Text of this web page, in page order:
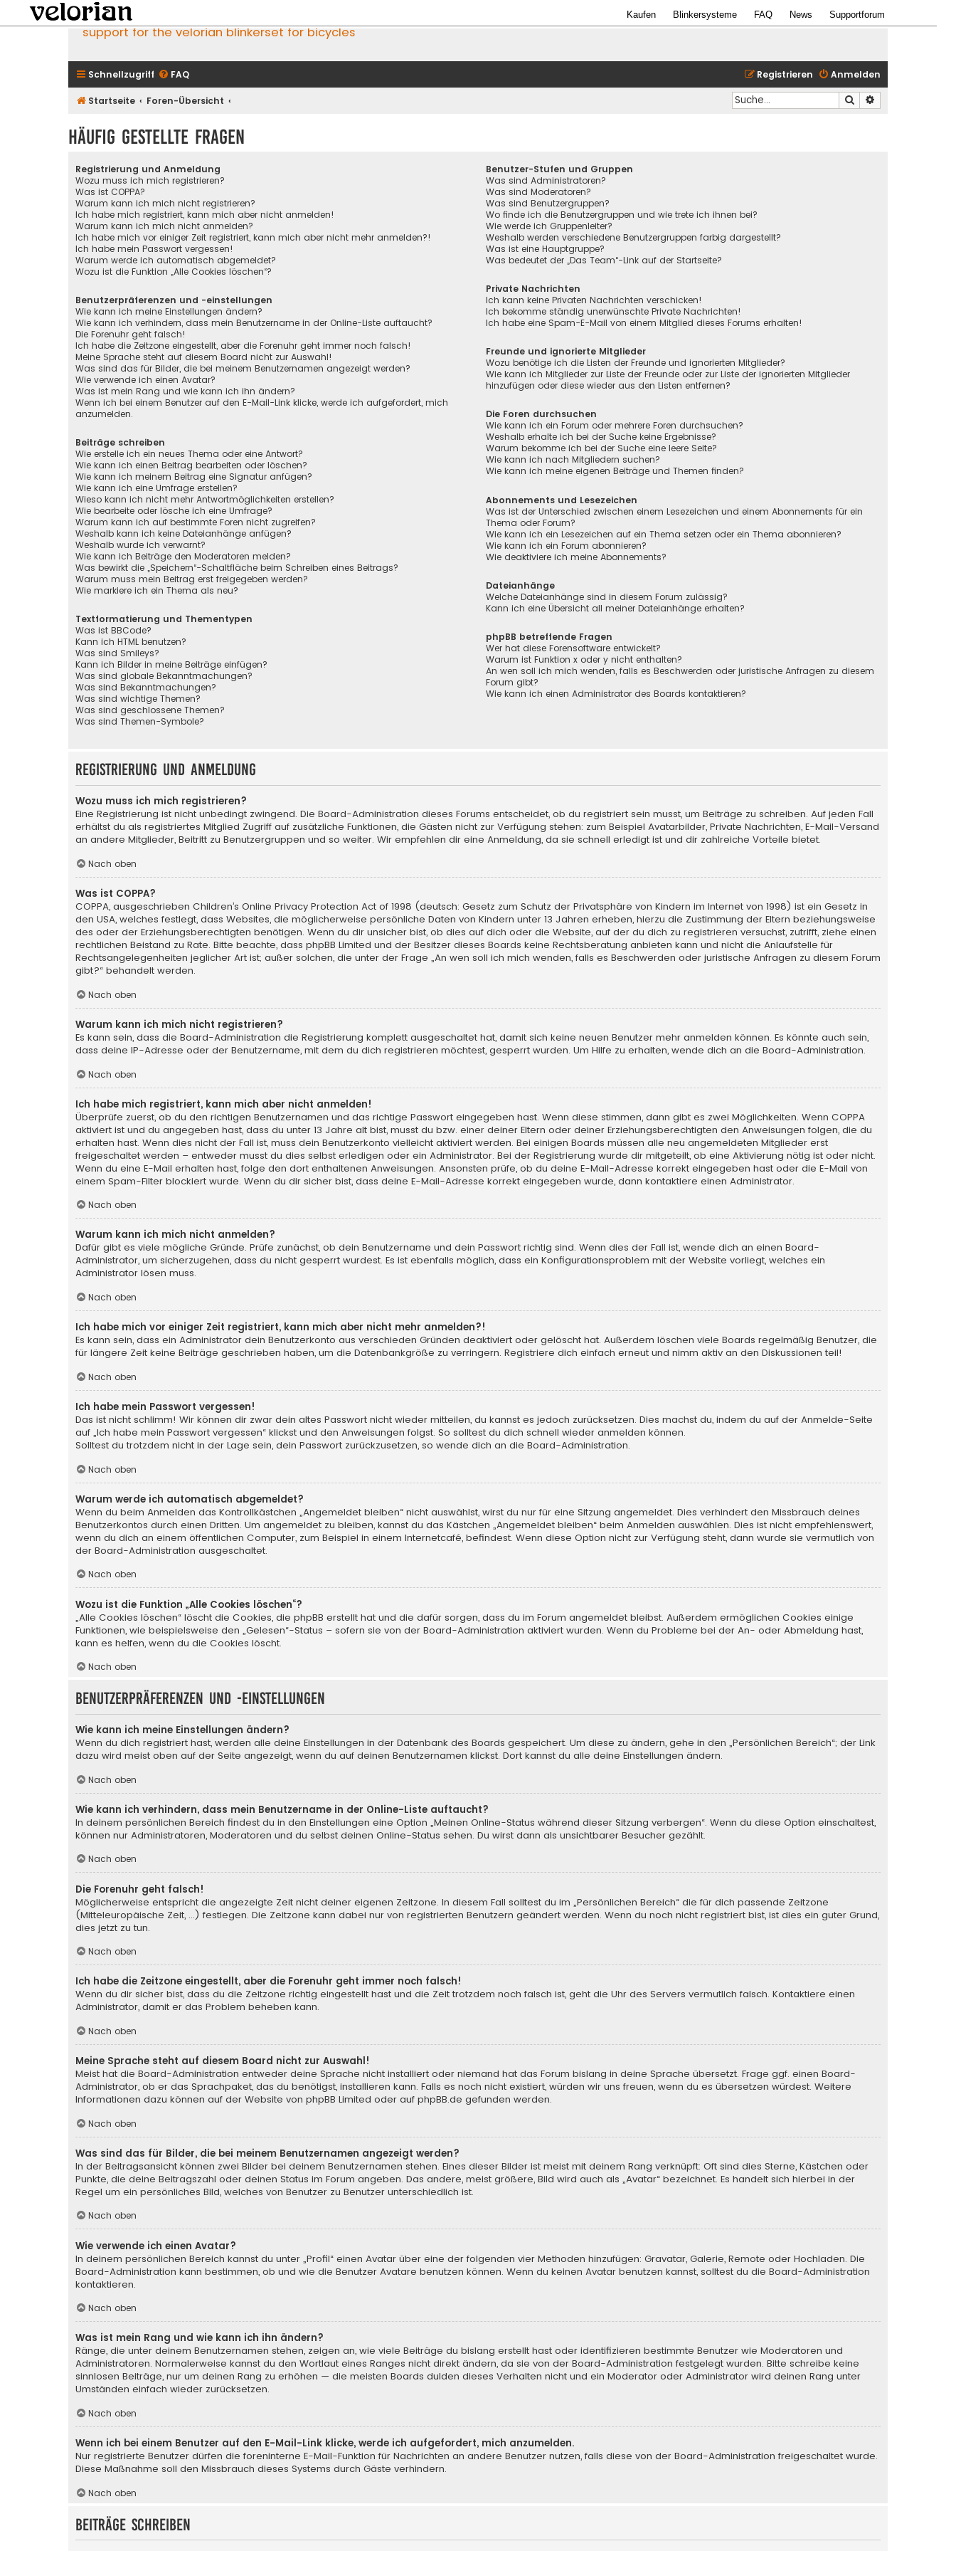
Kaufen Blinkersysteme FAQ News Supportforum
support for the velorian blinkerset for bicycles
Schnellzugriff FAQ Anmelden
Registrieren
Startseite Foren-Übersicht Suche
Häufig gestellte Fragen
Registrierung und Anmeldung
Wozu muss ich mich registrieren?
Was ist COPPA?
Warum kann ich mich nicht registrieren?
Ich habe mich registriert, kann mich aber nicht anmelden!
Warum kann ich mich nicht anmelden?
Ich habe mich vor einiger Zeit registriert, kann mich aber nicht mehr anmelden?!
Ich habe mein Passwort vergessen!
Warum werde ich automatisch abgemeldet?
Wozu ist die Funktion „Alle Cookies löschen“?
Benutzerpräferenzen und -einstellungen
Wie kann ich meine Einstellungen ändern?
Wie kann ich verhindern, dass mein Benutzername in der Online-Liste auftaucht?
Die Forenuhr geht falsch!
Ich habe die Zeitzone eingestellt, aber die Forenuhr geht immer noch falsch!
Meine Sprache steht auf diesem Board nicht zur Auswahl!
Was sind das für Bilder, die bei meinem Benutzernamen angezeigt werden?
Wie verwende ich einen Avatar?
Was ist mein Rang und wie kann ich ihn ändern?
Wenn ich bei einem Benutzer auf den E-Mail-Link klicke, werde ich aufgefordert, mich
anzumelden.
Beiträge schreiben
Wie erstelle ich ein neues Thema oder eine Antwort?
Wie kann ich einen Beitrag bearbeiten oder löschen?
Wie kann ich meinem Beitrag eine Signatur anfügen?
Wie kann ich eine Umfrage erstellen?
Wieso kann ich nicht mehr Antwortmöglichkeiten erstellen?
Wie bearbeite oder lösche ich eine Umfrage?
Warum kann ich auf bestimmte Foren nicht zugreifen?
Weshalb kann ich keine Dateianhänge anfügen?
Weshalb wurde ich verwarnt?
Wie kann ich Beiträge den Moderatoren melden?
Was bewirkt die „Speichern“-Schaltfläche beim Schreiben eines Beitrags?
Warum muss mein Beitrag erst freigegeben werden?
Wie markiere ich ein Thema als neu?
Textformatierung und Thementypen
Was ist BBCode?
Kann ich HTML benutzen?
Was sind Smileys?
Kann ich Bilder in meine Beiträge einfügen?
Was sind globale Bekanntmachungen?
Was sind Bekanntmachungen?
Was sind wichtige Themen?
Was sind geschlossene Themen?
Was sind Themen-Symbole?
Benutzer-Stufen und Gruppen
Was sind Administratoren?
Was sind Moderatoren?
Was sind Benutzergruppen?
Wo finde ich die Benutzergruppen und wie trete ich ihnen bei?
Wie werde ich Gruppenleiter?
Weshalb werden verschiedene Benutzergruppen farbig dargestellt?
Was ist eine Hauptgruppe?
Was bedeutet der „Das Team“-Link auf der Startseite?
Private Nachrichten
Ich kann keine Privaten Nachrichten verschicken!
Ich bekomme ständig unerwünschte Private Nachrichten!
Ich habe eine Spam-E-Mail von einem Mitglied dieses Forums erhalten!
Freunde und ignorierte Mitglieder
Wozu benötige ich die Listen der Freunde und ignorierten Mitglieder?
Wie kann ich Mitglieder zur Liste der Freunde oder zur Liste der ignorierten Mitglieder
hinzufügen oder diese wieder aus den Listen entfernen?
Die Foren durchsuchen
Wie kann ich ein Forum oder mehrere Foren durchsuchen?
Weshalb erhalte ich bei der Suche keine Ergebnisse?
Warum bekomme ich bei der Suche eine leere Seite?
Wie kann ich nach Mitgliedern suchen?
Wie kann ich meine eigenen Beiträge und Themen finden?
Abonnements und Lesezeichen
Was ist der Unterschied zwischen einem Lesezeichen und einem Abonnements für ein
Thema oder Forum?
Wie kann ich ein Lesezeichen auf ein Thema setzen oder ein Thema abonnieren?
Wie kann ich ein Forum abonnieren?
Wie deaktiviere ich meine Abonnements?
Dateianhänge
Welche Dateianhänge sind in diesem Forum zulässig?
Kann ich eine Übersicht all meiner Dateianhänge erhalten?
phpBB betreffende Fragen
Wer hat diese Forensoftware entwickelt?
Warum ist Funktion x oder y nicht enthalten?
An wen soll ich mich wenden, falls es Beschwerden oder juristische Anfragen zu diesem
Forum gibt?
Wie kann ich einen Administrator des Boards kontaktieren?
Registrierung und Anmeldung
Wozu muss ich mich registrieren?
Eine Registrierung ist nicht unbedingt zwingend. Die Board-Administration dieses Forums entscheidet, ob du registriert sein musst, um Beiträge zu schreiben. Auf jeden Fall
erhältst du als registriertes Mitglied Zugriff auf zusätzliche Funktionen, die Gästen nicht zur Verfügung stehen: zum Beispiel Avatarbilder, Private Nachrichten, E-Mail-Versand
an andere Mitglieder, Beitritt zu Benutzergruppen und so weiter. Wir empfehlen dir eine Anmeldung, da sie schnell erledigt ist und dir zahlreiche Vorteile bietet.
Nach oben
Was ist COPPA?
COPPA, ausgeschrieben Children’s Online Privacy Protection Act of 1998 (deutsch: Gesetz zum Schutz der Privatsphäre von Kindern im Internet von 1998) ist ein Gesetz in
den USA, welches festlegt, dass Websites, die möglicherweise persönliche Daten von Kindern unter 13 Jahren erheben, hierzu die Zustimmung der Eltern beziehungsweise
des oder der Erziehungsberechtigten benötigen. Wenn du dir unsicher bist, ob dies auf dich oder die Website, auf der du dich zu registrieren versuchst, zutrifft, ziehe einen
rechtlichen Beistand zu Rate. Bitte beachte, dass phpBB Limited und der Besitzer dieses Boards keine Rechtsberatung anbieten kann und nicht die Anlaufstelle für
Rechtsangelegenheiten jeglicher Art ist; außer solchen, die unter der Frage „An wen soll ich mich wenden, falls es Beschwerden oder juristische Anfragen zu diesem Forum
gibt?“ behandelt werden.
Nach oben
Warum kann ich mich nicht registrieren?
Es kann sein, dass die Board-Administration die Registrierung komplett ausgeschaltet hat, damit sich keine neuen Benutzer mehr anmelden können. Es könnte auch sein,
dass deine IP-Adresse oder der Benutzername, mit dem du dich registrieren möchtest, gesperrt wurden. Um Hilfe zu erhalten, wende dich an die Board-Administration.
Nach oben
Ich habe mich registriert, kann mich aber nicht anmelden!
Überprüfe zuerst, ob du den richtigen Benutzernamen und das richtige Passwort eingegeben hast. Wenn diese stimmen, dann gibt es zwei Möglichkeiten. Wenn COPPA
aktiviert ist und du angegeben hast, dass du unter 13 Jahre alt bist, musst du bzw. einer deiner Eltern oder deiner Erziehungsberechtigten den Anweisungen folgen, die du
erhalten hast. Wenn dies nicht der Fall ist, muss dein Benutzerkonto vielleicht aktiviert werden. Bei einigen Boards müssen alle neu angemeldeten Mitglieder erst
freigeschaltet werden – entweder musst du dies selbst erledigen oder ein Administrator. Bei der Registrierung wurde dir mitgeteilt, ob eine Aktivierung nötig ist oder nicht.
Wenn du eine E-Mail erhalten hast, folge den dort enthaltenen Anweisungen. Ansonsten prüfe, ob du deine E-Mail-Adresse korrekt eingegeben hast oder die E-Mail von
einem Spam-Filter blockiert wurde. Wenn du dir sicher bist, dass deine E-Mail-Adresse korrekt eingegeben wurde, dann kontaktiere einen Administrator.
Nach oben
Warum kann ich mich nicht anmelden?
Dafür gibt es viele mögliche Gründe. Prüfe zunächst, ob dein Benutzername und dein Passwort richtig sind. Wenn dies der Fall ist, wende dich an einen Board-
Administrator, um sicherzugehen, dass du nicht gesperrt wurdest. Es ist ebenfalls möglich, dass ein Konfigurationsproblem mit der Website vorliegt, welches ein
Administrator lösen muss.
Nach oben
Ich habe mich vor einiger Zeit registriert, kann mich aber nicht mehr anmelden?!
Es kann sein, dass ein Administrator dein Benutzerkonto aus verschieden Gründen deaktiviert oder gelöscht hat. Außerdem löschen viele Boards regelmäßig Benutzer, die
für längere Zeit keine Beiträge geschrieben haben, um die Datenbankgröße zu verringern. Registriere dich einfach erneut und nimm aktiv an den Diskussionen teil!
Nach oben
Ich habe mein Passwort vergessen!
Das ist nicht schlimm! Wir können dir zwar dein altes Passwort nicht wieder mitteilen, du kannst es jedoch zurücksetzen. Dies machst du, indem du auf der Anmelde-Seite
auf „Ich habe mein Passwort vergessen“ klickst und den Anweisungen folgst. So solltest du dich schnell wieder anmelden können.
Solltest du trotzdem nicht in der Lage sein, dein Passwort zurückzusetzen, so wende dich an die Board-Administration.
Nach oben
Warum werde ich automatisch abgemeldet?
Wenn du beim Anmelden das Kontrollkästchen „Angemeldet bleiben“ nicht auswählst, wirst du nur für eine Sitzung angemeldet. Dies verhindert den Missbrauch deines
Benutzerkontos durch einen Dritten. Um angemeldet zu bleiben, kannst du das Kästchen „Angemeldet bleiben“ beim Anmelden auswählen. Dies ist nicht empfehlenswert,
wenn du dich an einem öffentlichen Computer, zum Beispiel in einem Internetcafé, befindest. Wenn diese Option nicht zur Verfügung steht, dann wurde sie vermutlich von
der Board-Administration ausgeschaltet.
Nach oben
Wozu ist die Funktion „Alle Cookies löschen“?
„Alle Cookies löschen“ löscht die Cookies, die phpBB erstellt hat und die dafür sorgen, dass du im Forum angemeldet bleibst. Außerdem ermöglichen Cookies einige
Funktionen, wie beispielsweise den „Gelesen“-Status – sofern sie von der Board-Administration aktiviert wurden. Wenn du Probleme bei der An- oder Abmeldung hast,
kann es helfen, wenn du die Cookies löscht.
Nach oben
Benutzerpräferenzen und -einstellungen
Wie kann ich meine Einstellungen ändern?
Wenn du dich registriert hast, werden alle deine Einstellungen in der Datenbank des Boards gespeichert. Um diese zu ändern, gehe in den „Persönlichen Bereich“; der Link
dazu wird meist oben auf der Seite angezeigt, wenn du auf deinen Benutzernamen klickst. Dort kannst du alle deine Einstellungen ändern.
Nach oben
Wie kann ich verhindern, dass mein Benutzername in der Online-Liste auftaucht?
In deinem persönlichen Bereich findest du in den Einstellungen eine Option „Meinen Online-Status während dieser Sitzung verbergen“. Wenn du diese Option einschaltest,
können nur Administratoren, Moderatoren und du selbst deinen Online-Status sehen. Du wirst dann als unsichtbarer Besucher gezählt.
Nach oben
Die Forenuhr geht falsch!
Möglicherweise entspricht die angezeigte Zeit nicht deiner eigenen Zeitzone. In diesem Fall solltest du im „Persönlichen Bereich“ die für dich passende Zeitzone
(Mitteleuropäische Zeit, ...) festlegen. Die Zeitzone kann dabei nur von registrierten Benutzern geändert werden. Wenn du noch nicht registriert bist, ist dies ein guter Grund,
dies jetzt zu tun.
Nach oben
Ich habe die Zeitzone eingestellt, aber die Forenuhr geht immer noch falsch!
Wenn du dir sicher bist, dass du die Zeitzone richtig eingestellt hast und die Zeit trotzdem noch falsch ist, geht die Uhr des Servers vermutlich falsch. Kontaktiere einen
Administrator, damit er das Problem beheben kann.
Nach oben
Meine Sprache steht auf diesem Board nicht zur Auswahl!
Meist hat die Board-Administration entweder deine Sprache nicht installiert oder niemand hat das Forum bislang in deine Sprache übersetzt. Frage ggf. einen Board-
Administrator, ob er das Sprachpaket, das du benötigst, installieren kann. Falls es noch nicht existiert, würden wir uns freuen, wenn du es übersetzen würdest. Weitere
Informationen dazu können auf der Website von phpBB Limited oder auf phpBB.de gefunden werden.
Nach oben
Was sind das für Bilder, die bei meinem Benutzernamen angezeigt werden?
In der Beitragsansicht können zwei Bilder bei deinem Benutzernamen stehen. Eines dieser Bilder ist meist mit deinem Rang verknüpft: Oft sind dies Sterne, Kästchen oder
Punkte, die deine Beitragszahl oder deinen Status im Forum angeben. Das andere, meist größere, Bild wird auch als „Avatar“ bezeichnet. Es handelt sich hierbei in der
Regel um ein persönliches Bild, welches von Benutzer zu Benutzer unterschiedlich ist.
Nach oben
Wie verwende ich einen Avatar?
In deinem persönlichen Bereich kannst du unter „Profil“ einen Avatar über eine der folgenden vier Methoden hinzufügen: Gravatar, Galerie, Remote oder Hochladen. Die
Board-Administration kann bestimmen, ob und wie die Benutzer Avatare benutzen können. Wenn du keinen Avatar benutzen kannst, solltest du die Board-Administration
kontaktieren.
Nach oben
Was ist mein Rang und wie kann ich ihn ändern?
Ränge, die unter deinem Benutzernamen stehen, zeigen an, wie viele Beiträge du bislang erstellt hast oder identifizieren bestimmte Benutzer wie Moderatoren und
Administratoren. Normalerweise kannst du den Wortlaut eines Ranges nicht direkt ändern, da sie von der Board-Administration festgelegt wurden. Bitte schreibe keine
sinnlosen Beiträge, nur um deinen Rang zu erhöhen — die meisten Boards dulden dieses Verhalten nicht und ein Moderator oder Administrator wird deinen Rang unter
Umständen einfach wieder zurücksetzen.
Nach oben
Wenn ich bei einem Benutzer auf den E-Mail-Link klicke, werde ich aufgefordert, mich anzumelden.
Nur registrierte Benutzer dürfen die foreninterne E-Mail-Funktion für Nachrichten an andere Benutzer nutzen, falls diese von der Board-Administration freigeschaltet wurde.
Diese Maßnahme soll den Missbrauch dieses Systems durch Gäste verhindern.
Nach oben
Beiträge schreiben